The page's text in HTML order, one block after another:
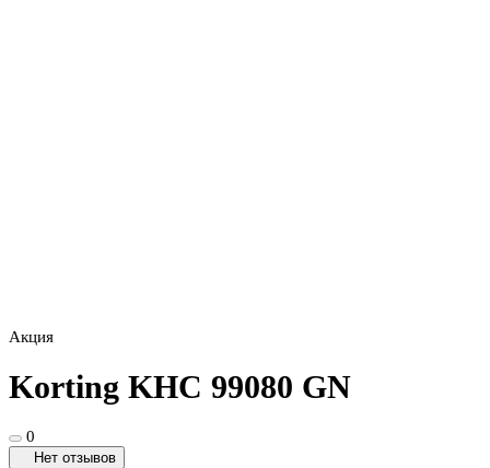
Акция
Korting KHC 99080 GN
0
Нет отзывов